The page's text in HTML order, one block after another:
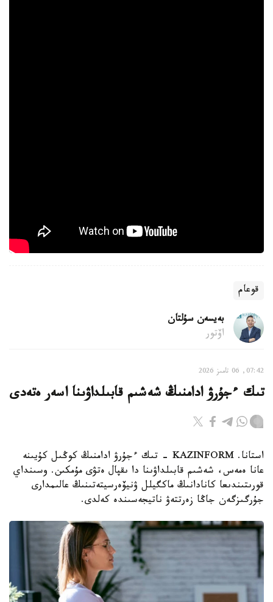
قوعام
بەيسەن سۇلتان
اۆتور
07:42, 06 تامىز 2026
تىك ءجۇرۋ ادامنىڭ شەشىم قابىلداۋىنا اسەر ەتەدى
استانا. KAZINFORM - تىك ءجۇرۋ ادامنىڭ كوڭىل كۇيىنە
عانا ەمەس، شەشىم قابىلداۋىنا دا ىقپال ەتۋى مۇمكىن. وسىنداي
قورىتىندىعا كانادانىڭ ماكگيلل ۋنيۆەرسيتەتىنىڭ عالىمدارى
جۇرگىزگەن جاڭا زەرتتەۋ ناتيجەسىندە كەلدى.